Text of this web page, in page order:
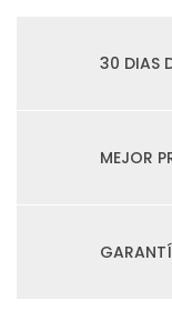
30 DIAS
MEJOR